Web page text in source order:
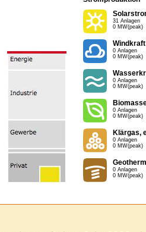
31 Anlagen
0 MW(peak)
Windkraft
0 Anlagen
0 MW(peak)
0 Anlagen
0 MW(peak)
0 Anlagen
0 MW(peak)
Klärgas,
0 Anlagen
0 MW(peak)
0 Anlagen
0 MW(peak)